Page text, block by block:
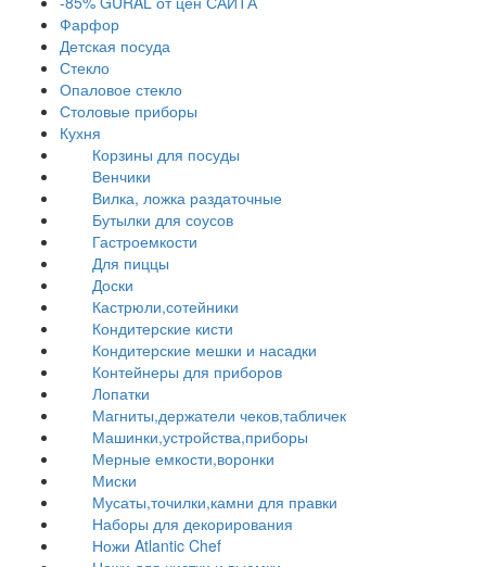
Фарфор
Детская посуда
Стекло
Опаловое стекло
Столовые приборы
Кухня
Корзины для посуды
Венчики
Вилка, ложка раздаточные
Бутылки для соусов
Гастроемкости
Для пиццы
Доски
Кастрюли,сотейники
Кондитерские кисти
Кондитерские мешки и насадки
Контейнеры для приборов
Лопатки
Магниты,держатели чеков,табличек
Машинки,устройства,приборы
Мерные емкости,воронки
Миски
Мусаты,точилки,камни для правки
Наборы для декорирования
Ножи Atlantic Chef